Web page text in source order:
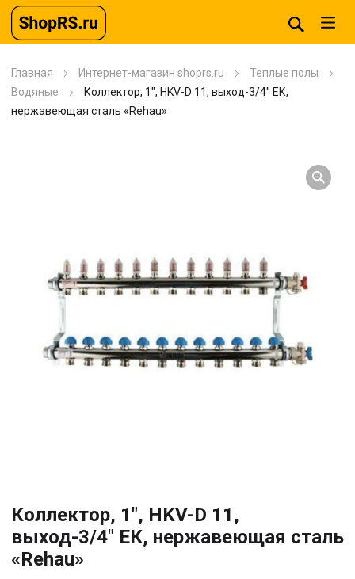
Главная Интернет-магазин shoprs.ru
Теплые полы
Водяные
Коллектор, 1″, HKV-D 11, выход-3/4″ ЕК,
нержавеющая сталь «Rehau»
Коллектор, 1″, HKV-D 11,
выход-3/4″ ЕК, нержавеющая сталь
«Rehau»